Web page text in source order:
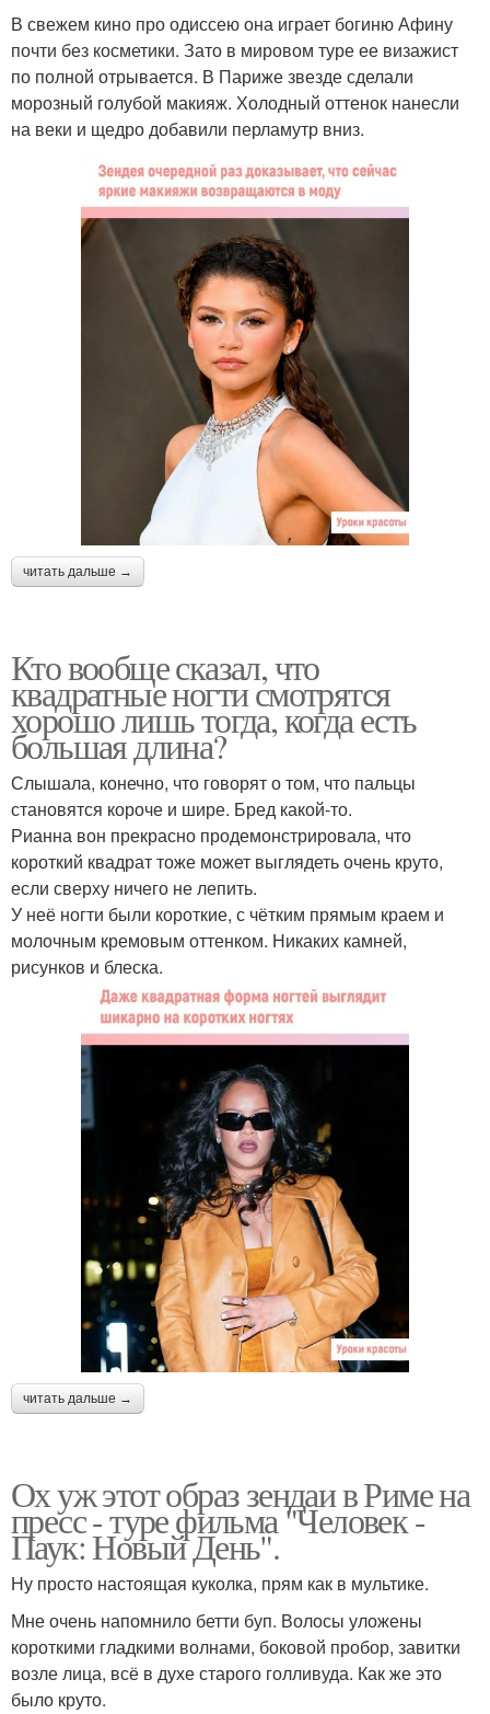
В свежем кино про одиссею она играет богиню Афину
почти без косметики. Зато в мировом туре ее визажист
по полной отрывается. В Париже звезде сделали
морозный голубой макияж. Холодный оттенок нанесли
на веки и щедро добавили перламутр вниз.
читать дальше →
Кто вообще сказал, что
квадратные ногти смотрятся
хорошо лишь тогда, когда есть
большая длина?
Слышала, конечно, что говорят о том, что пальцы
становятся короче и шире. Бред какой-то.
Рианна вон прекрасно продемонстрировала, что
короткий квадрат тоже может выглядеть очень круто,
если сверху ничего не лепить.
У неё ногти были короткие, с чётким прямым краем и
молочным кремовым оттенком. Никаких камней,
рисунков и блеска.
читать дальше →
Ох уж этот образ зендаи в Риме на
пресс - туре фильма "Человек -
Паук: Новый День".
Ну просто настоящая куколка, прям как в мультике.
Мне очень напомнило бетти буп. Волосы уложены
короткими гладкими волнами, боковой пробор, завитки
возле лица, всё в духе старого голливуда. Как же это
было круто.